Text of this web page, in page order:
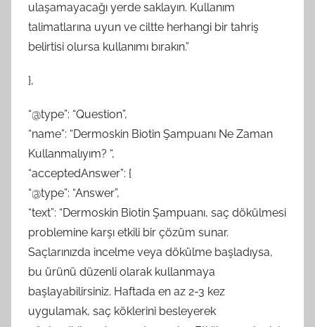
ulaşamayacağı yerde saklayın. Kullanım
talimatlarına uyun ve ciltte herhangi bir tahriş
belirtisi olursa kullanımı bırakın.”
},
“@type”: “Question”,
“name”: “Dermoskin Biotin Şampuanı Ne Zaman
Kullanmalıyım? “,
“acceptedAnswer”: {
“@type”: “Answer”,
“text”: “Dermoskin Biotin Şampuanı, saç dökülmesi
problemine karşı etkili bir çözüm sunar.
Saçlarınızda incelme veya dökülme başladıysa,
bu ürünü düzenli olarak kullanmaya
başlayabilirsiniz. Haftada en az 2-3 kez
uygulamak, saç köklerini besleyerek